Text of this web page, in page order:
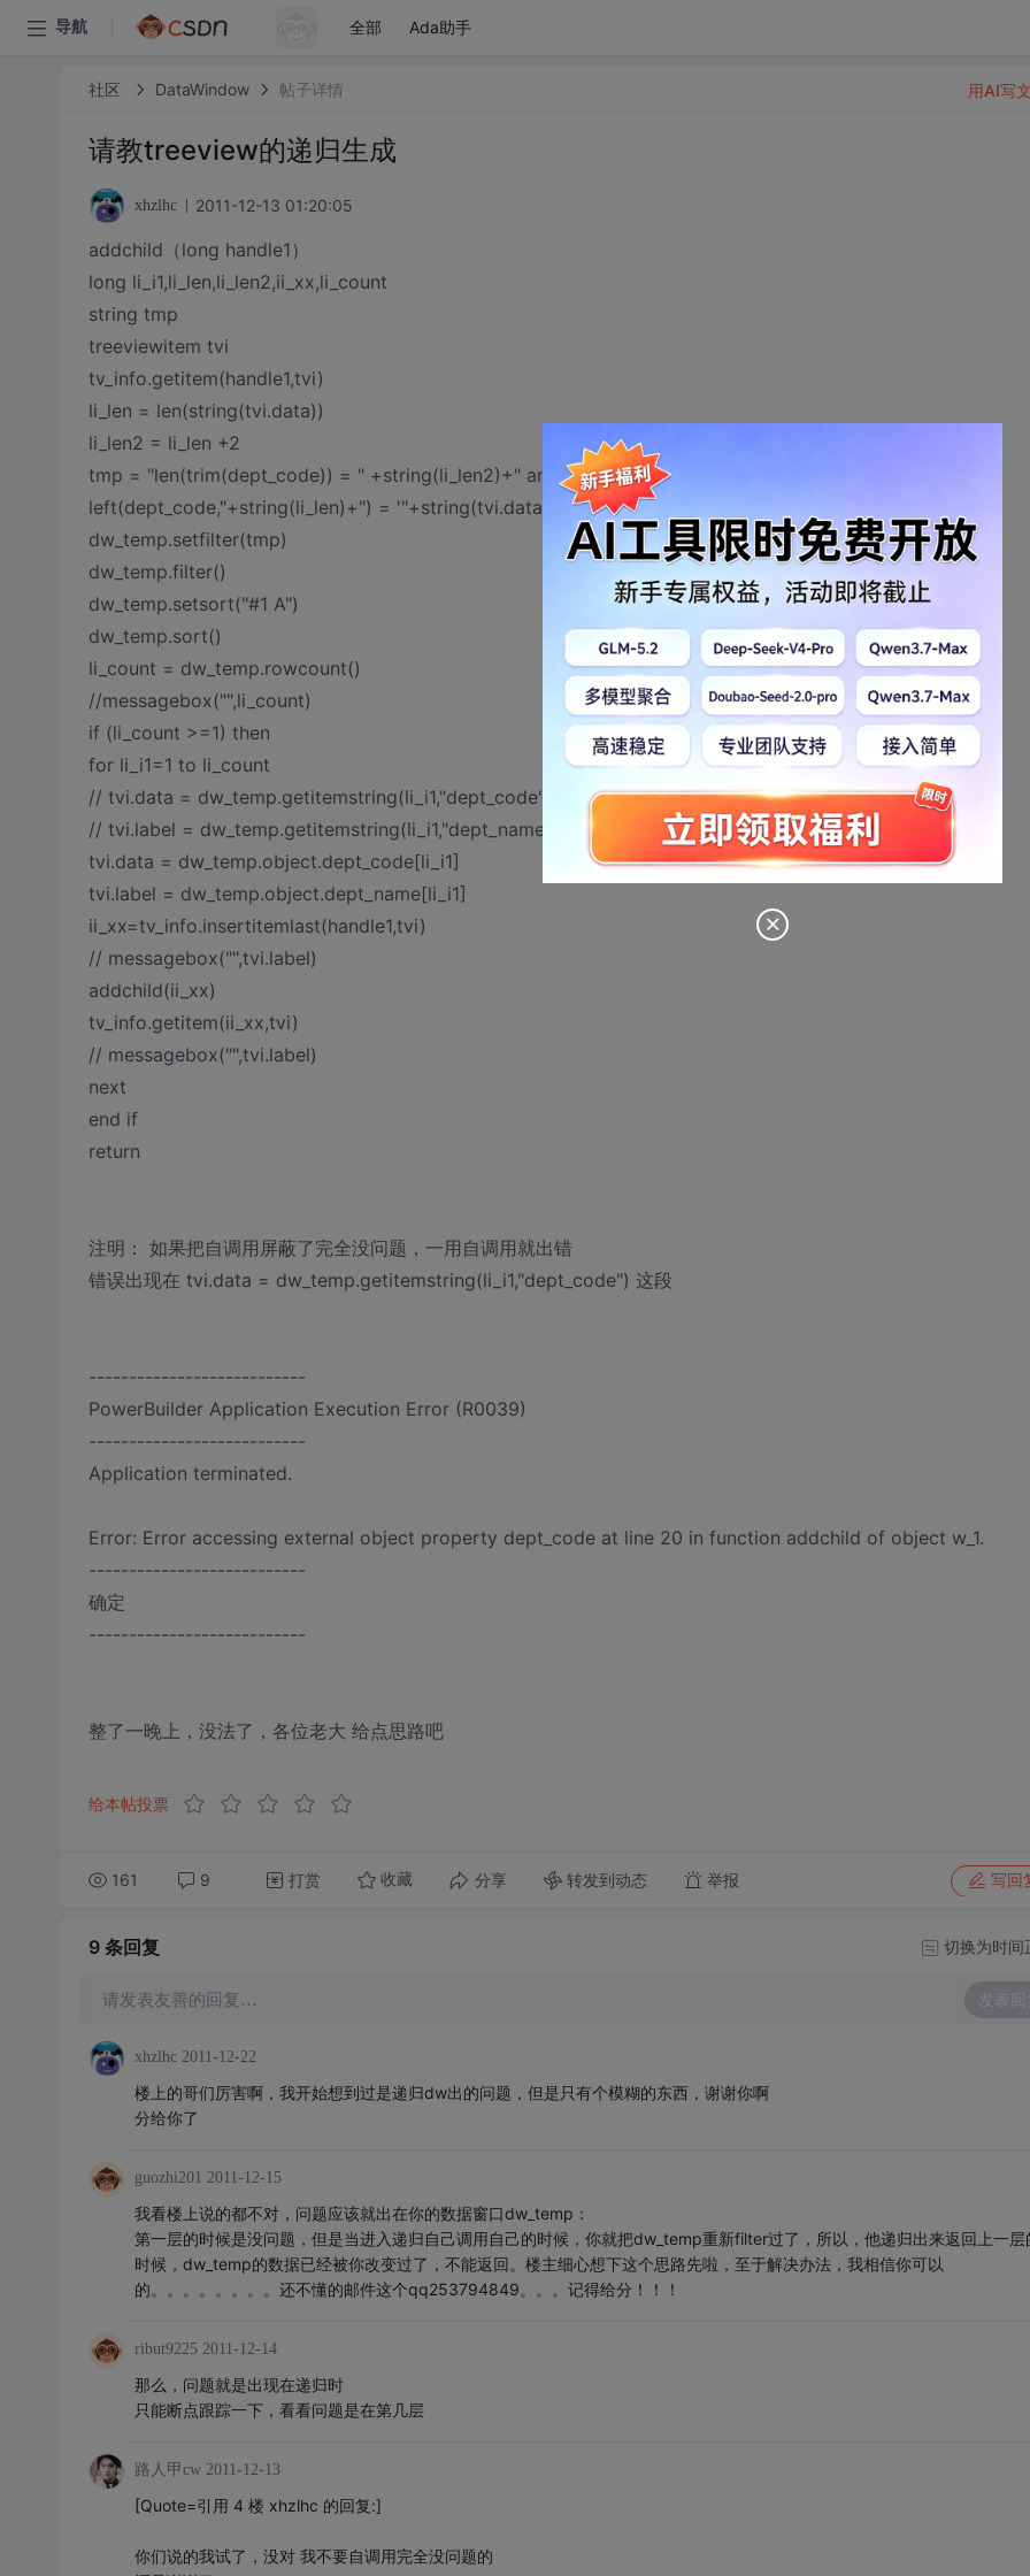
导航 全部 Ada助手
社区 DataWindow 帖子详情
请教treeview的递归生成
xhzlhc 2011-12-13 01:20:05
addchild（long handle1）
long li_i1,li_len,li_len2,ii_xx,li_count
string tmp
treeviewitem tvi
tv_info.getitem(handle1,tvi)
li_len = len(string(tvi.data))
li_len2 = li_len +2
tmp = "len(trim(dept_code)) = " +string(li_len2)+" and &
left(dept_code,"+string(li_len)+") = '"+string(tvi.data)+"'"
dw_temp.setfilter(tmp)
dw_temp.filter()
dw_temp.setsort("#1 A")
dw_temp.sort()
li_count = dw_temp.rowcount()
//messagebox("",li_count)
if (li_count >=1) then
for li_i1=1 to li_count
// tvi.data = dw_temp.getitemstring(li_i1,"dept_code")
// tvi.label = dw_temp.getitemstring(li_i1,"dept_name")
tvi.data = dw_temp.object.dept_code[li_i1]
tvi.label = dw_temp.object.dept_name[li_i1]
ii_xx=tv_info.insertitemlast(handle1,tvi)
// messagebox("",tvi.label)
addchild(ii_xx)
tv_info.getitem(ii_xx,tvi)
// messagebox("",tvi.label)
next
end if
return
注明： 如果把自调用屏蔽了完全没问题，一用自调用就出错
错误出现在 tvi.data = dw_temp.getitemstring(li_i1,"dept_code") 这段
---------------------------
PowerBuilder Application Execution Error (R0039)
---------------------------
Application terminated.
Error: Error accessing external object property dept_code at line 20 in function addchild of object w_1.
---------------------------
确定
---------------------------
整了一晚上，没法了，各位老大 给点思路吧
给本帖投票
161 9 打赏 收藏 分享 转发到动态 举报 写回
用AI写
9 条回复 切换为时间
请发表友善的回复… 发表回
xhzlhc 2011-12-22
楼上的哥们厉害啊，我开始想到过是递归dw出的问题，但是只有个模糊的东西，谢谢你啊
分给你了
guozhi201 2011-12-15
我看楼上说的都不对，问题应该就出在你的数据窗口dw_temp：
第一层的时候是没问题，但是当进入递归自己调用自己的时候，你就把dw_temp重新filter过了，所以，他递归出来返回上一层
时候，dw_temp的数据已经被你改变过了，不能返回。楼主细心想下这个思路先啦，至于解决办法，我相信你可以
的。。。。。。。。还不懂的邮件这个qq253794849。。。记得给分！！！
ribut9225 2011-12-14
那么，问题就是出现在递归时
只能断点跟踪一下，看看问题是在第几层
路人甲cw 2011-12-13
[Quote=引用 4 楼 xhzlhc 的回复:]
你们说的我试了，没对 我不要自调用完全没问题的